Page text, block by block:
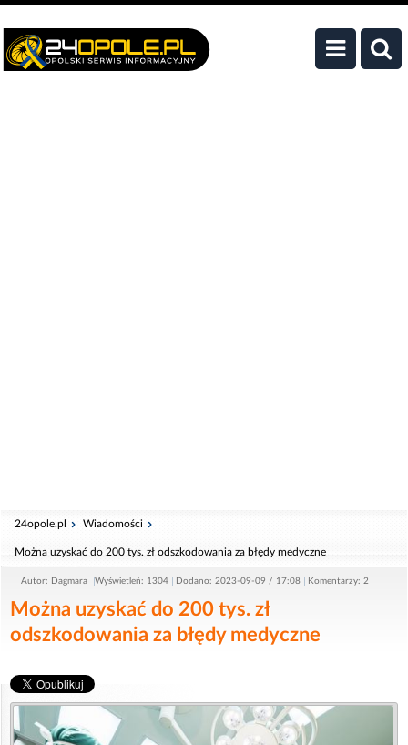
24opole.pl Wiadomości
Można uzyskać do 200 tys. zł odszkodowania za błędy medyczne
Autor: Dagmara Wyświetleń: 1304 Dodano: 2023-09-09 / 17:08 Komentarzy: 2
Można uzyskać do 200 tys. zł
odszkodowania za błędy medyczne